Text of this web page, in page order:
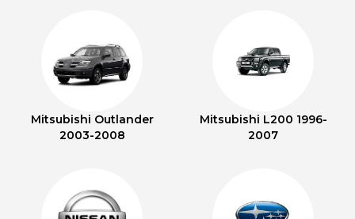
Mitsubishi Outlander
2003-2008
Mitsubishi L200 1996-
2007